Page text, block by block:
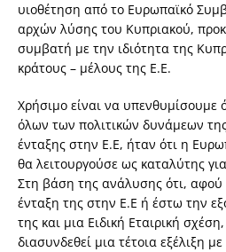
υιοθέτηση από το Ευρωπαϊκό
αρχών λύσης του Κυπριακού,
συμβατή με την ιδιότητα της
κράτους – μέλους της Ε.Ε.
Χρήσιμο είναι να υπενθυμίσουμε
όλων των πολιτικών δυνάμεων
ένταξης στην Ε.Ε, ήταν ότι η
θα λειτουργούσε ως καταλύτης
Στη βάση της ανάλυσης ότι, αφού
ένταξη της στην Ε.Ε ή έστω την
της και μια Ειδική Εταιρική
διασυνδεθεί μια τέτοια εξέλιξη